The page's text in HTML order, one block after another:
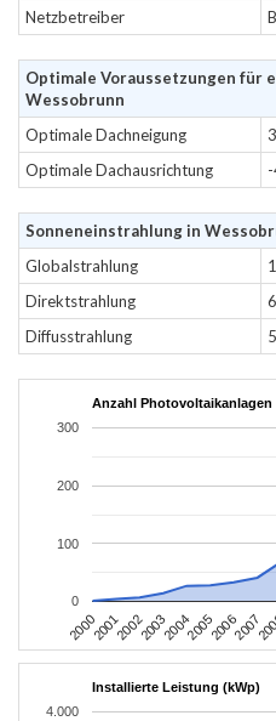
Netzbetreiber
Optimale Voraussetzungen für
Wessobrunn
Optimale Dachneigung
Optimale Dachausrichtung
Sonneneinstrahlung in
Globalstrahlung
Direktstrahlung
Diffusstrahlung
Anzahl Photovoltaikanlagen
20002001200220032004200520062007
0
100
200
300
Installierte Leistung (kWp)
4.000